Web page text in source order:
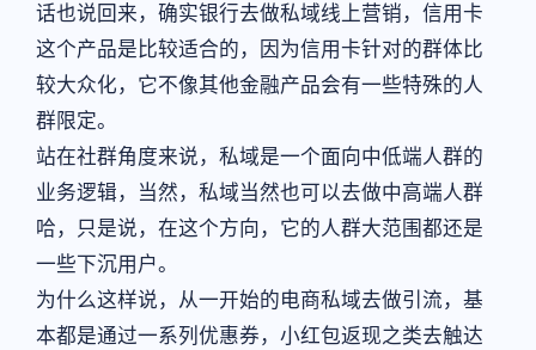
话也说回来，确实银行去做私域线上营销，信用卡
这个产品是比较适合的，因为信用卡针对的群体比
较大众化，它不像其他金融产品会有一些特殊的人
群限定。
站在社群角度来说，私域是一个面向中低端人群的
业务逻辑，当然，私域当然也可以去做中高端人群
哈，只是说，在这个方向，它的人群大范围都还是
一些下沉用户。
为什么这样说，从一开始的电商私域去做引流，基
本都是通过一系列优惠券，小红包返现之类去触达